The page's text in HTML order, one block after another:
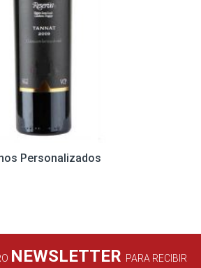
Personalizados
NEWSLETTER PARA RECIBIR